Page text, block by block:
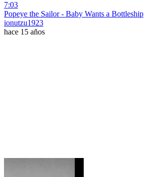
7:03
Popeye the Sailor - Baby Wants a Bottleship
ionutzu1923
hace 15 años